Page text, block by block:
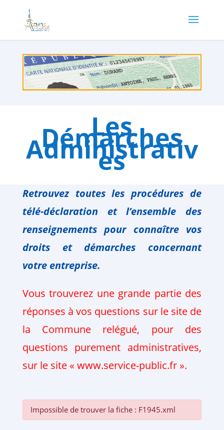
Les
Démarches
Administrativ
es
Retrouvez toutes les procédures de
télé-déclaration et l’ensemble des
renseignements pour connaître vos
droits et démarches concernant
votre entreprise.
Vous trouverez une grande partie des
réponses à vos questions sur le site de
la Commune relégué, pour des
questions purement administratives,
sur le site « www.service-public.fr ».
Impossible de trouver la fiche : F1945.xml